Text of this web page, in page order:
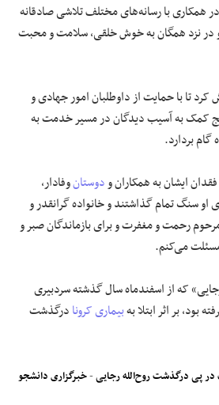
همکاری با رسانه‌های مختلف تلاشی صادقانه
نزد همگان به خوش خلقی، سلامت و محبت
تا با حمایت از داوطلبان امور جهادی و
کمک به آسیب دیدگان در مسیر خدمت به
بردارد.
ایشان به همکاران ودوستانوفادار،
او سنگ تمام گذاشتند و خانواده گرانقدر و
رحمت و مغفرت و برای بازماندگان صبر و
می‌کنم.
که از اسفندماه سال گذشته سردبیری
بود، بر اثر ابتلا بهبیماری کرونادرگذشت
در پی درگذشت روح‌الله رجایی-خبرگزاری دانشجو